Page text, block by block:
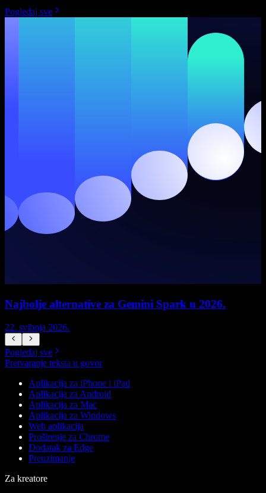
Pogledaj sve
Najbolje alternative za Gemini Spark u 2026.
22. svibnja 2026.
Pogledaj sve
Pretvaranje teksta u govor
Aplikacija za iPhone i iPad
Aplikacija za Android
Aplikacija za Mac
Aplikacija za Windows
Web aplikacija
Proširenje za Chrome
Dodatak za Edge
Preuzimanje
Za kreatore